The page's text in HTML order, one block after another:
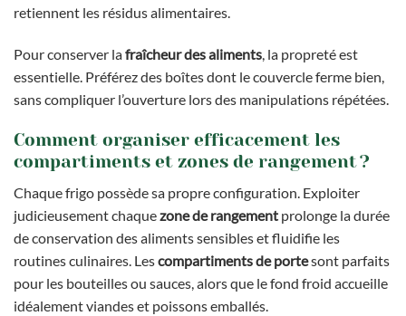
retiennent les résidus alimentaires.
Pour conserver lafraîcheur des aliments, la propreté est
essentielle. Préférez des boîtes dont le couvercle ferme bien,
sans compliquer l’ouverture lors des manipulations répétées.
Comment organiser efficacement les
compartiments et zones de rangement ?
Chaque frigo possède sa propre configuration. Exploiter
judicieusement chaquezone de rangement prolonge la durée
de conservation des aliments sensibles et fluidifie les
routines culinaires. Lescompartiments de portesont parfaits
pour les bouteilles ou sauces, alors que le fond froid accueille
idéalement viandes et poissons emballés.